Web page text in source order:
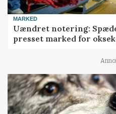
MARKED
Uændret notering:
presset marked for